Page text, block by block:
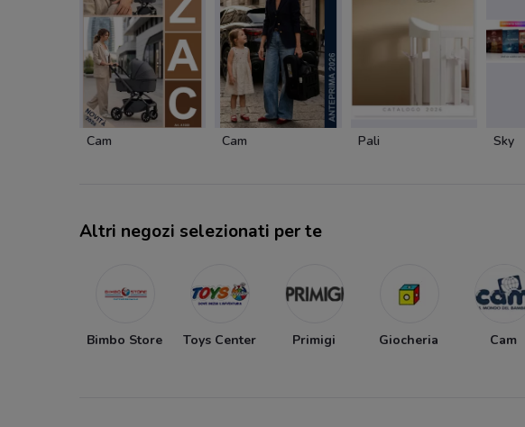
Cam Cam Pali Sky
Altri negozi selezionati per te
Bimbo Store Toys Center Primigi Giocheria Cam